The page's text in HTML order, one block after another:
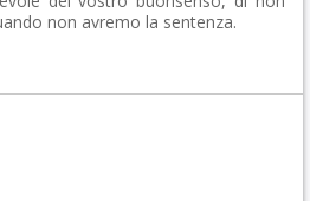
non avremo la sentenza.